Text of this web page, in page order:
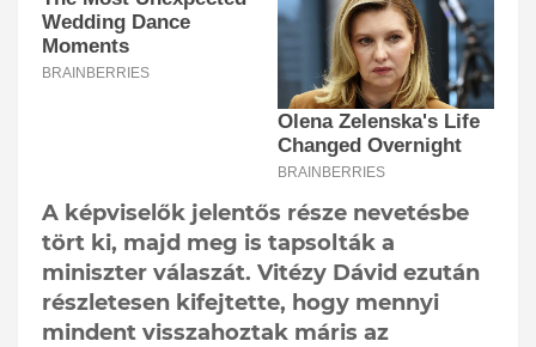
A képviselők jelentős része nevetésbe
tört ki, majd meg is tapsolták a
miniszter válaszát. Vitézy Dávid ezután
részletesen kifejtette, hogy mennyi
mindent visszahoztak máris az